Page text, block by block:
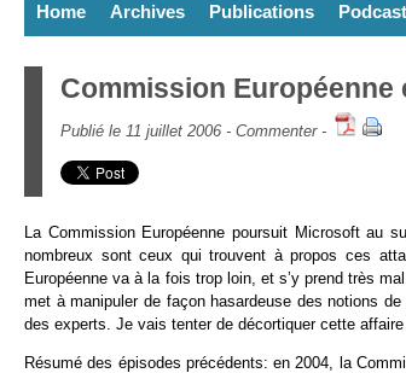
Home Archives Publications
Commission Européenne
Publié le 11 juillet 2006 - Commenter-
La Commission Européenne poursuit Microsoft au
nombreux sont ceux qui trouvent à propos ces
Européenne va à la fois trop loin, et s’y prend très
met à manipuler de façon hasardeuse des notions
des experts. Je vais tenter de décortiquer cette
Résumé des épisodes précédents: en 2004, la